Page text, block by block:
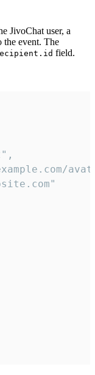
JivoChat user, a
event. The
field.